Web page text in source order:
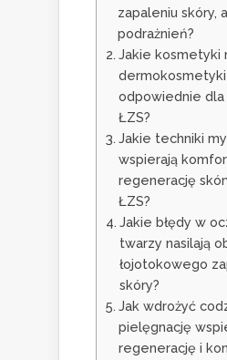
zapaleniu skóry,
podrażnień?
Jakie kosmetyki
dermokosmetyki
odpowiednie dla
ŁZS?
Jakie techniki
wspierają
regenerację
ŁZS?
Jakie błędy w
twarzy nasilają
łojotokowego
skóry?
Jak wdrożyć
pielęgnację
regenerację i